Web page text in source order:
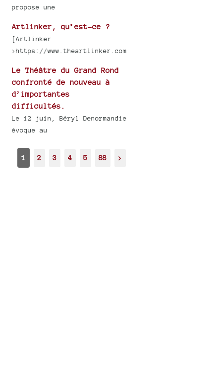
propose une
Artlinker, qu’est-ce ?
[Artlinker
>https://www.theartlinker.com
Le Théâtre du Grand Rond
confronté de nouveau à
d’importantes
difficultés.
Le 12 juin, Béryl Denormandie
évoque au
1 2 3 4 5 88 >